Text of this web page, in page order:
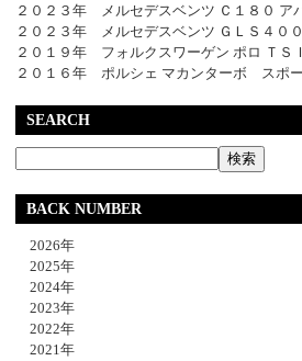
２０２３年 メルセデスベンツ Ｃ１８０ ア
２０２３年 メルセデスベンツ ＧＬＳ４０
２０１９年 フォルクスワーゲン ポロ ＴＳ
２０１６年 ポルシェ マカンターボ スポ
SEARCH
BACK NUMBER
2026年
2025年
2024年
2023年
2022年
2021年